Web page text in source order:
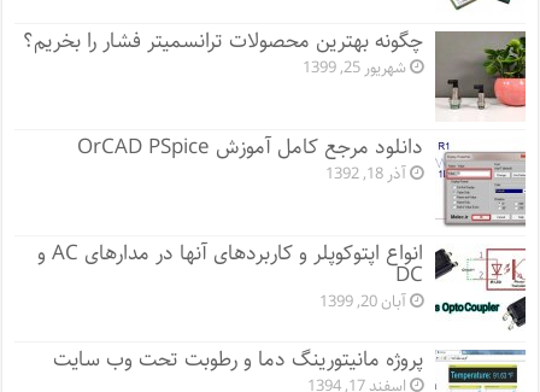
چگونه بهترین محصولات ترانسمیتر فشار را بخریم؟
شهریور 25, 1399
دانلود مرجع کامل آموزش OrCAD PSpice
آذر 18, 1392
انواع اپتوکوپلر و کاربردهای آنها در مدارهای AC و
DC
آبان 20, 1399
پروژه مانيتورينگ دما و رطوبت تحت وب سایت